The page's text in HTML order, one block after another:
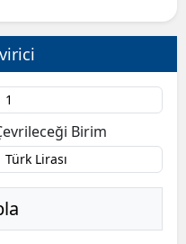
Birim